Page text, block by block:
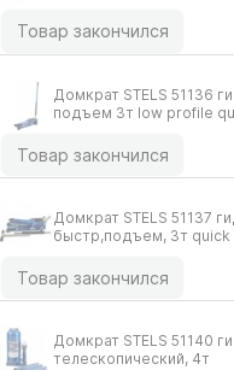
Товар закончился
Домкрат STELS 51136
подъем 3т low profile
Товар закончился
Домкрат STELS 51137
быстр,подъем, 3т quick
Товар закончился
Домкрат STELS 51140
телескопический, 4т